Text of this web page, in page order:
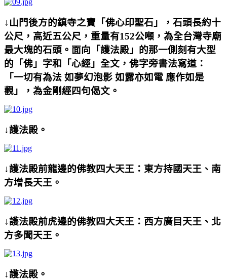
↓山門後方的鎮寺之寶「佛心印聖石」，石頭長約十
公尺，高近五公尺，重量有152公噸，為全台灣寺廟
最大塊的石頭。面向「護法殿」的那一側刻有大型
的「佛」字和「心經」全文，佛字旁書法寫道：
「一切有為法 如夢幻泡影 如露亦如電 應作如是
觀」，為金剛經四句偈文。
↓護法殿。
↓護法殿前龍邊的佛教四大天王：東方持國天王、南
方增長天王。
↓護法殿前虎邊的佛教四大天王：西方廣目天王、北
方多聞天王。
↓護法殿。